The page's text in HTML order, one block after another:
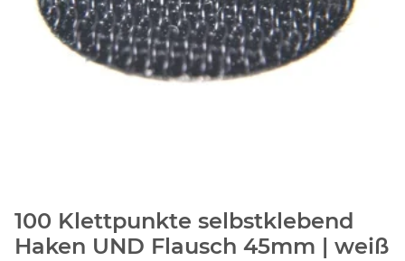
100 Klettpunkte selbstklebend
Haken UND Flausch 45mm | weiß